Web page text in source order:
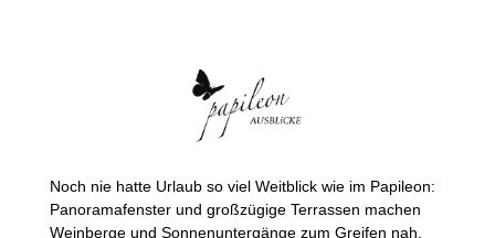
Noch nie hatte Urlaub so viel Weitblick wie im Papileon:
Panoramafenster und großzügige Terrassen machen
Weinberge und Sonnenuntergänge zum Greifen nah.